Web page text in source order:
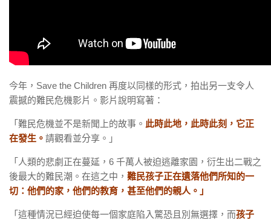
今年，Save the Children 再度以同樣的形式，拍出另一支令人
震撼的難民危機影片。影片說明寫著：
「難民危機並不是新聞上的故事。 此時此地，此時此刻，它正
在發生。 請觀看並分享。」
「人類的悲劇正在蔓延，6 千萬人被迫逃離家園，衍生出二戰之
後最大的難民潮。在這之中， 難民孩子正在遺落他們所知的一
切：他們的家，他們的教育，甚至他們的親人。」
「這種情況已經迫使每一個家庭陷入驚恐且別無選擇，而孩子